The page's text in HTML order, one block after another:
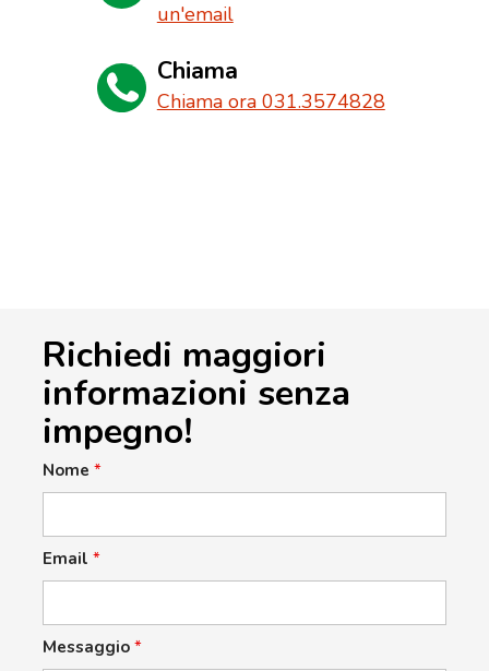
un'email
Chiama
Chiama ora 031.3574828
Richiedi maggiori
informazioni senza
impegno!
Nome *
Email *
Messaggio *